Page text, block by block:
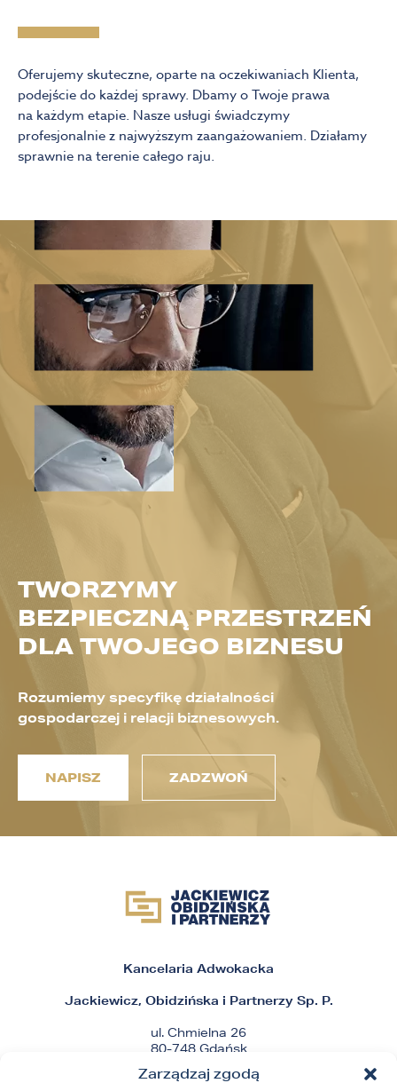
Zarządzaj zgodą
Oferujemy skuteczne, oparte na oczekiwaniach Klienta,
podejście do każdej sprawy. Dbamy o Twoje prawa
na każdym etapie. Nasze usługi świadczymy
profesjonalnie z najwyższym zaangażowaniem. Działamy
sprawnie na terenie całego raju.
TWORZYMY
BEZPIECZNĄ PRZESTRZEŃ
DLA TWOJEGO BIZNESU
Rozumiemy specyfikę działalności
gospodarczej i relacji biznesowych.
NAPISZ ZADZWOŃ
Kancelaria Adwokacka
Jackiewicz, Obidzińska i Partnerzy Sp. P.
ul. Chmielna 26
80-748 Gdańsk